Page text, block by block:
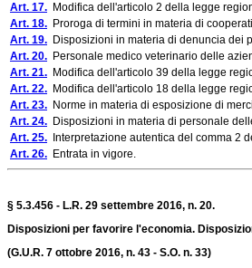
Art. 17. Modifica dell'articolo 2 della legge
Art. 18. Proroga di termini in materia di
Art. 19. Disposizioni in materia di denuncia dei
Art. 20. Personale medico veterinario delle
Art. 21. Modifica dell'articolo 39 della legge
Art. 22. Modifica dell'articolo 18 della legge
Art. 23. Norme in materia di esposizione di
Art. 24. Disposizioni in materia di personale
Art. 25. Interpretazione autentica del comma 2
Art. 26. Entrata in vigore.
§ 5.3.456 - L.R. 29 settembre 2016, n. 20.
Disposizioni per favorire l'economia.
(G.U.R. 7 ottobre 2016, n. 43 - S.O. n. 33)